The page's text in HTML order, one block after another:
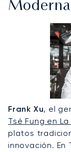
Moderna
Frank Xu, el
Tsé Fung en
platos
innovación. En